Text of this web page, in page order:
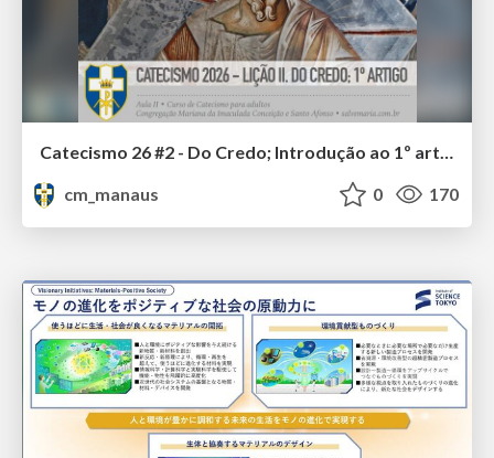
Catecismo 26 #2 - Do Credo; Introdução ao 1º artigo
cm_manaus
0 170